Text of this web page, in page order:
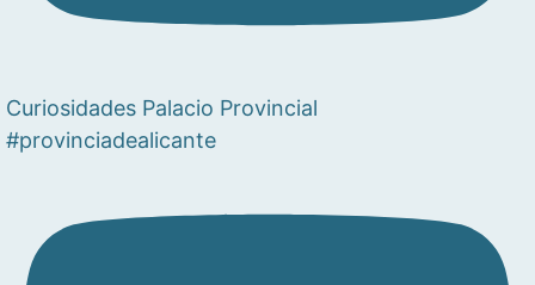
Curiosidades Palacio Provincial
#provinciadealicante